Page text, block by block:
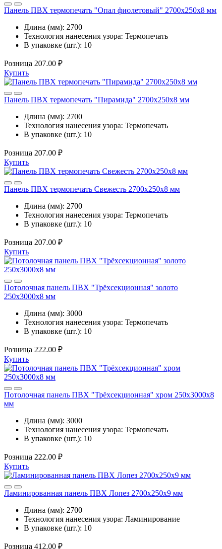
Панель ПВХ термопечать "Опал фиолетовый" 2700x250x8 мм
Длина (мм): 2700
Технология нанесения узора: Термопечать
В упаковке (шт.): 10
Розница 207.00 ₽
Купить
Панель ПВХ термопечать "Пирамида" 2700x250x8 мм
Длина (мм): 2700
Технология нанесения узора: Термопечать
В упаковке (шт.): 10
Розница 207.00 ₽
Купить
Панель ПВХ термопечать Свежесть 2700x250x8 мм
Длина (мм): 2700
Технология нанесения узора: Термопечать
В упаковке (шт.): 10
Розница 207.00 ₽
Купить
Потолочная панель ПВХ "Трёхсекционная" золото
250x3000x8 мм
Длина (мм): 3000
Технология нанесения узора: Термопечать
В упаковке (шт.): 10
Розница 222.00 ₽
Купить
Потолочная панель ПВХ "Трёхсекционная" хром 250x3000x8
мм
Длина (мм): 3000
Технология нанесения узора: Термопечать
В упаковке (шт.): 10
Розница 222.00 ₽
Купить
Ламинированная панель ПВХ Лопез 2700x250x9 мм
Длина (мм): 2700
Технология нанесения узора: Ламинирование
В упаковке (шт.): 10
Розница 412.00 ₽